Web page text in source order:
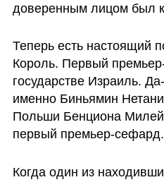
доверенным лицом был
Теперь есть настоящий
Король. Первый
государстве Израиль.
именно Биньямин
Польши Бенциона
первый премьер-сефард.
Когда один из